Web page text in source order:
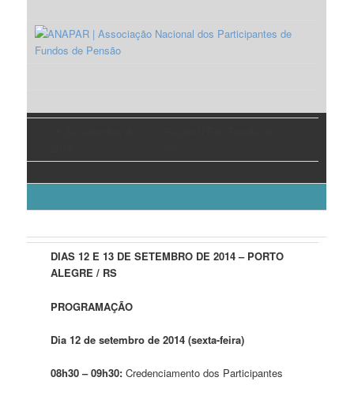
DIAS 12 E 13 DE SETEMBRO DE 2014 – PORTO
ALEGRE / RS
PROGRAMAÇÃO
Dia 12 de setembro de 2014 (sexta-feira)
08h30 – 09h30:Credenciamento dos Participantes